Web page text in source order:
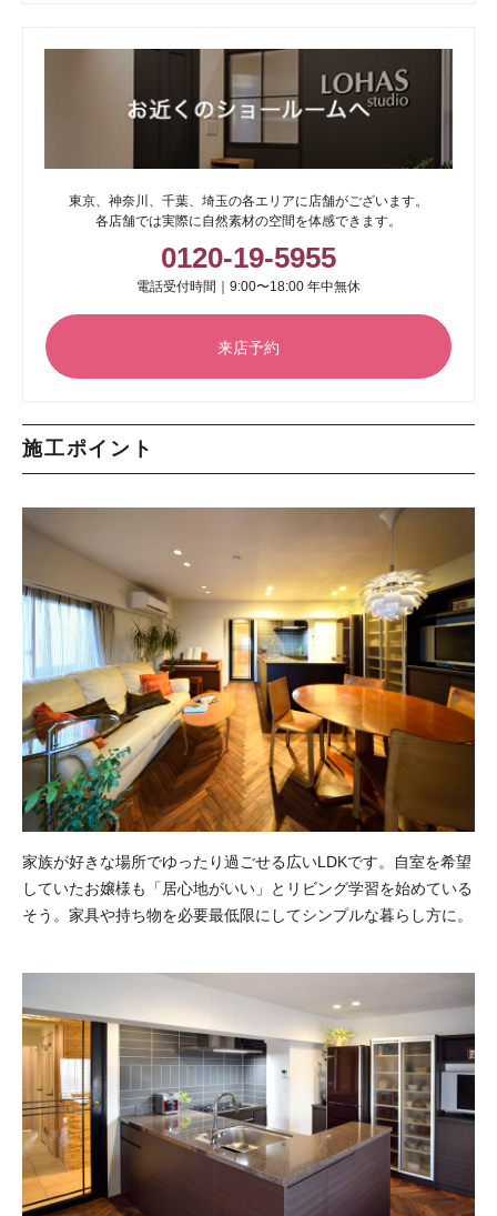
東京、神奈川、千葉、埼玉の各エリアに店舗がございます。
各店舗では実際に自然素材の空間を体感できます。
0120-19-5955
電話受付時間｜9:00〜18:00 年中無休
来店予約
施工ポイント
家族が好きな場所でゆったり過ごせる広いLDKです。自室を希望
していたお嬢様も「居心地がいい」とリビング学習を始めている
そう。家具や持ち物を必要最低限にしてシンプルな暮らし方に。